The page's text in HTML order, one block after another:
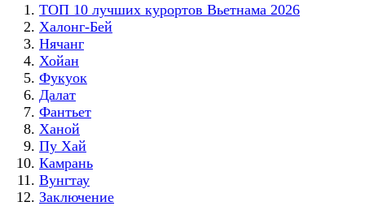
ТОП 10 лучших курортов Вьетнама 2026
Халонг-Бей
Нячанг
Хойан
Фукуок
Далат
Фантьет
Ханой
Пу Хай
Камрань
Вунгтау
Заключение